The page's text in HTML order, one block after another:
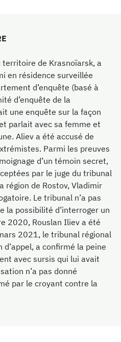
territoire de Krasnoïarsk, a
en résidence surveillée
d’enquête (basé à
d’enquête de la
une enquête sur la façon
parlait avec sa femme et
Aliev a été accusé de
Parmi les preuves
d’un témoin secret,
par le juge du tribunal
région de Rostov, Vladimir
Le tribunal n’a pas
la possibilité d’interroger un
2020, Rouslan Iliev a été
2021, le tribunal régional
a confirmé la peine
avec sursis qui lui avait
n’a pas donné
par le croyant contre la